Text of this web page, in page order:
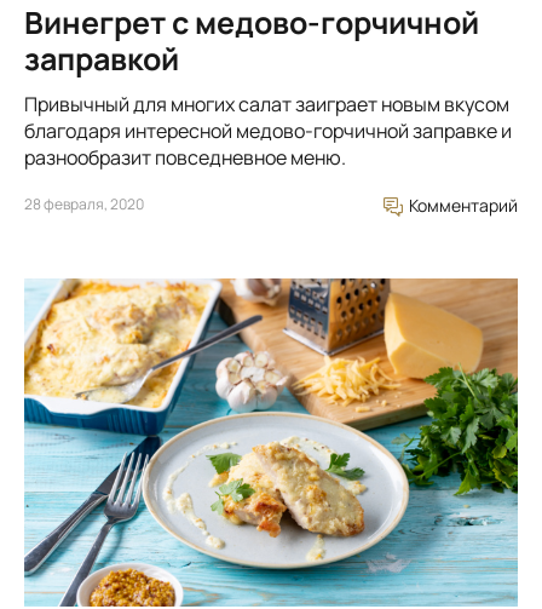
Винегрет с медово-горчичной
заправкой
Привычный для многих салат заиграет новым вкусом
благодаря интересной медово-горчичной заправке и
разнообразит повседневное меню.
28 февраля, 2020 Комментарий